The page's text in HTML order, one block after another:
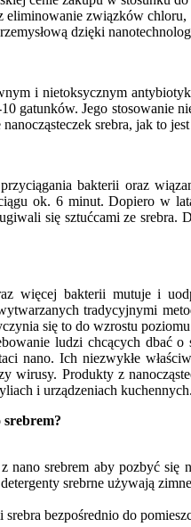
eliminowanie związków chloru,
dzięki
i nietoksycznym
gatunków. Jego stosowanie
srebra, jak to
przyciągania bakterii oraz
ok. 6 minut. Dopiero w
się sztućcami ze srebra.
więcej bakterii mutuje i
tradycyjnymi
się to do wzrostu
ludzi chcących dbać
nano. Ich niezwykłe
wirusy. Produkty z
i urządzeniach
srebrem?
nano srebrem aby pozbyć
srebrne używają
bezpośrednio do